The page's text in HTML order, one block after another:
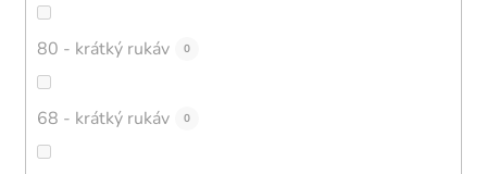
80 - krátký rukáv 0
68 - krátký rukáv 0